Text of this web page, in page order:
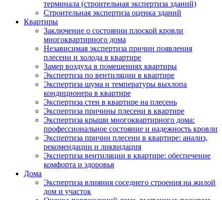
терминала (строительная экспертиза зданий)
Строительная экспертиза оценка зданий
Квартиры
Заключение о состоянии плоской кровли
многоквартирного дома
Независимая экспертиза причин появления
плесени и холода в квартире
Замер воздуха в помещениях квартиры
Экспертиза по вентиляции в квартире
Экспертиза шума и температуры выхлопа
кондиционера в квартире
Экспертиза стен в квартире на плесень
Экспертиза причины плесени в квартире
Экспертиза крыши многоквартирного дома:
профессиональное состояние и надежность кровли
Экспертиза причин плесени в квартире: анализ,
рекомендации и ликвидация
Экспертиза вентиляции в квартире: обеспечение
комфорта и здоровья
Дома
Экспертиза влияния соседнего строения на жилой
дом и участок